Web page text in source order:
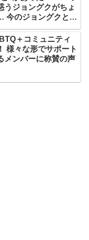
うジョングクがちょ
今のジョングクと比
＋コミュニティ
様々な形でサポート
メンバーに称賛の声